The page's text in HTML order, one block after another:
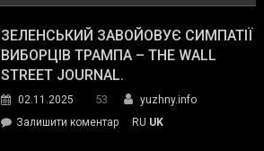
ЗЕЛЕНСЬКИЙ ЗАВОЙОВУЄ СИМПАТІЇ
ВИБОРЦІВ ТРАМПА – THE WALL
STREET JOURNAL.
02.11.2025 53
yuzhny.info
Залишити коментарon
RU UK